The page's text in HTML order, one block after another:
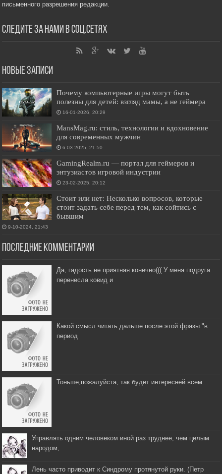
письменного разрешения редакции.
Следите за нами в соц.сетях
Новые записи
Почему компьютерные игры могут быть
полезны для детей: взгляд мамы, а не геймера
16-01-2026, 20:29
MansMag.ru: стиль, технологии и вдохновение
для современных мужчин
6-03-2025, 21:50
GamingRealm.ru — портал для геймеров и
энтузиастов игровой индустрии
23-02-2025, 20:12
Стоит или нет: Несколько вопросов, которые
стоит задать себе перед тем, как сойтись с
бывшим
9-10-2024, 21:43
Последние комментарии
Да, гадость не приятная конечно((( У меня подруга
перенесла ковид и
Какой смысл читать дальше после этой фразы:"в
период
Тоньше,пожалуйста, так будет интересней всем...
Управлять одним человеком иной раз труднее, чем целым
народом,
Лень часто приводит к Синдрому протянутой руки. (Петр